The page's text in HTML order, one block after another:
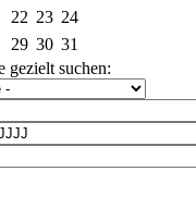
22 23 24
29 30 31
gezielt suchen: